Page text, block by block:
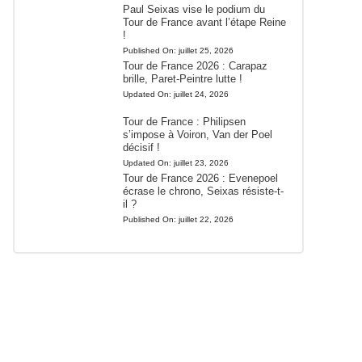
Paul Seixas vise le podium du
Tour de France avant l’étape Reine
!
Published On: juillet 25, 2026
Tour de France 2026 : Carapaz
brille, Paret-Peintre lutte !
Updated On: juillet 24, 2026
Tour de France : Philipsen
s’impose à Voiron, Van der Poel
décisif !
Updated On: juillet 23, 2026
Tour de France 2026 : Evenepoel
écrase le chrono, Seixas résiste-t-
il ?
Published On: juillet 22, 2026